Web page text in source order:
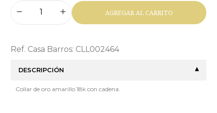
AGREGAR AL CARRITO
Ref. Casa Barros: CLL002464
DESCRIPCIÓN
Collar de oro amarillo 18k con cadena.